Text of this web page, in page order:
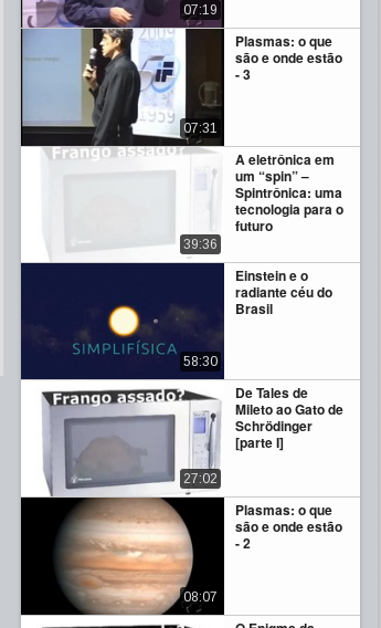
07:19
Plasmas: o que
são e onde estão
- 3
07:31
A eletrônica em
um “spin” –
Spintrônica: uma
tecnologia para o
futuro
39:36
Einstein e o
radiante céu do
Brasil
58:30
De Tales de
Mileto ao Gato de
Schrödinger
[parte I]
27:02
Plasmas: o que
são e onde estão
- 2
08:07